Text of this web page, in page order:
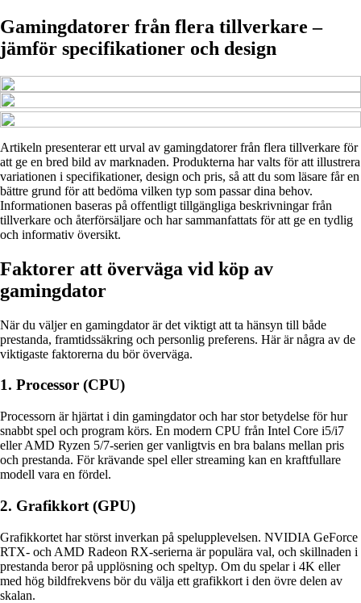
Gamingdatorer från flera tillverkare –
jämför specifikationer och design
Artikeln presenterar ett urval av gamingdatorer från flera tillverkare för
att ge en bred bild av marknaden. Produkterna har valts för att illustrera
variationen i specifikationer, design och pris, så att du som läsare får en
bättre grund för att bedöma vilken typ som passar dina behov.
Informationen baseras på offentligt tillgängliga beskrivningar från
tillverkare och återförsäljare och har sammanfattats för att ge en tydlig
och informativ översikt.
Faktorer att överväga vid köp av
gamingdator
När du väljer en gamingdator är det viktigt att ta hänsyn till både
prestanda, framtidssäkring och personlig preferens. Här är några av de
viktigaste faktorerna du bör överväga.
1. Processor (CPU)
Processorn är hjärtat i din gamingdator och har stor betydelse för hur
snabbt spel och program körs. En modern CPU från Intel Core i5/i7
eller AMD Ryzen 5/7-serien ger vanligtvis en bra balans mellan pris
och prestanda. För krävande spel eller streaming kan en kraftfullare
modell vara en fördel.
2. Grafikkort (GPU)
Grafikkortet har störst inverkan på spelupplevelsen. NVIDIA GeForce
RTX- och AMD Radeon RX-serierna är populära val, och skillnaden i
prestanda beror på upplösning och speltyp. Om du spelar i 4K eller
med hög bildfrekvens bör du välja ett grafikkort i den övre delen av
skalan.